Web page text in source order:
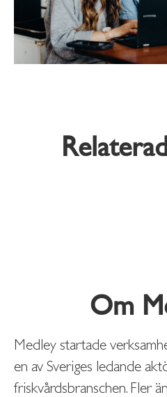
Om
Medley startade
en av Sveriges ledande
friskvårdsbranschen. Fler